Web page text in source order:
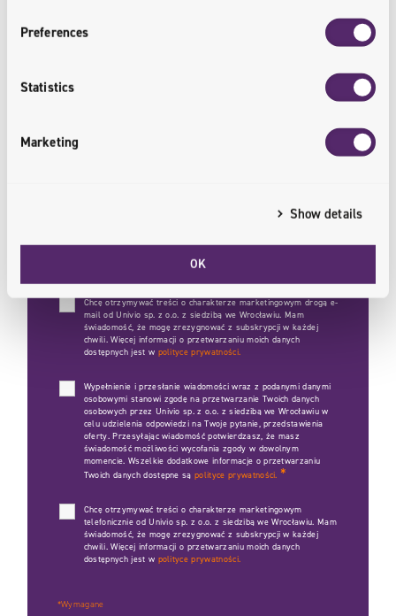
Preferences
Statistics
Marketing
Show details
OK
Chcę otrzymywać treści o charakterze marketingowym drogą e-
mail od Univio sp. z o.o. z siedzibą we Wrocławiu. Mam
świadomość, że mogę zrezygnować z subskrypcji w każdej
chwili. Więcej informacji o przetwarzaniu moich danych
dostępnych jest w polityce prywatności.
Wypełnienie i przesłanie wiadomości wraz z podanymi danymi
osobowymi stanowi zgodę na przetwarzanie Twoich danych
osobowych przez Univio sp. z o.o. z siedzibą we Wrocławiu w
celu udzielenia odpowiedzi na Twoje pytanie, przedstawienia
oferty. Przesyłając wiadomość potwierdzasz, że masz
świadomość możliwości wycofania zgody w dowolnym
momencie. Wszelkie dodatkowe informacje o przetwarzaniu
Twoich danych dostępne sąpolityce prywatności. *
Chcę otrzymywać treści o charakterze marketingowym
telefonicznie od Univio sp. z o.o. z siedzibą we Wrocławiu. Mam
świadomość, że mogę zrezygnować z subskrypcji w każdej
chwili. Więcej informacji o przetwarzaniu moich danych
dostępnych jest w polityce prywatności.
*Wymagane